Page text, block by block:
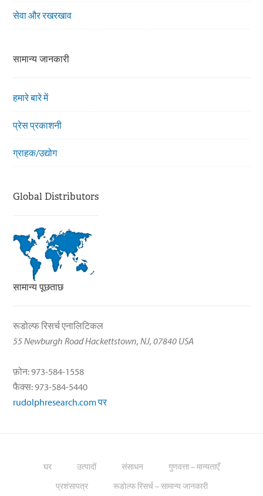
सेवा और रखरखाव
सामान्य जानकारी
हमारे बारे में
प्रेस प्रकाशनी
ग्राहक/उद्योग
Global Distributors
सामान्य पूछताछ
रूडोल्फ रिसर्च एनालिटिकल
55 Newburgh Road Hackettstown, NJ, 07840 USA
फ़ोन: 973-584-1558
फैक्स: 973-584-5440
rudolphresearch.com पर
घर उत्पादों संसाधन
गुणवत्ता – मान्यताएँ
प्रशंसापत्र
रूडोल्फ रिसर्च – सामान्य जानकारी